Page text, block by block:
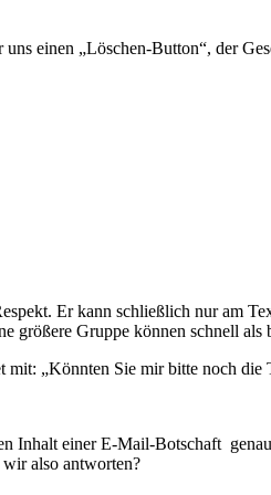
einen „Löschen-Button“, der
Er kann schließlich nur am
Gruppe können schnell als
mit: „Könnten Sie mir bitte noch
Inhalt einer E-Mail-Botschaft
also antworten?